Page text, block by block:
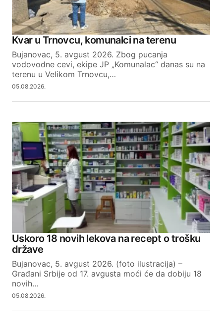
Kvar u Trnovcu, komunalci na terenu
Bujanovac, 5. avgust 2026. Zbog pucanja
vodovodne cevi, ekipe JP „Komunalac“ danas su na
terenu u Velikom Trnovcu,…
05.08.2026.
Uskoro 18 novih lekova na recept o trošku
države
Bujanovac, 5. avgust 2026. (foto ilustracija) –
Građani Srbije od 17. avgusta moći će da dobiju 18
novih…
05.08.2026.